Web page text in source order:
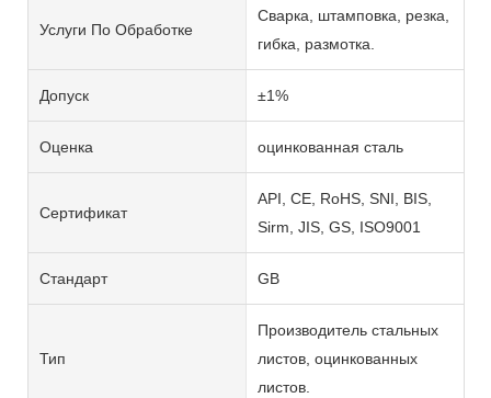
Услуги По Обработке
Сварка, штамповка, резка,
гибка, размотка.
Допуск ±1%
Оценка оцинкованная сталь
Сертификат
API, CE, RoHS, SNI, BIS,
Sirm, JIS, GS, ISO9001
Стандарт GB
Тип
Производитель стальных
листов, оцинкованных
листов.